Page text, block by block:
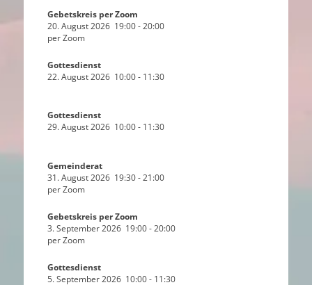
Gebetskreis per Zoom
20. August 2026 19:00- 20:00
per Zoom
Gottesdienst
22. August 2026 10:00- 11:30
Gottesdienst
29. August 2026 10:00- 11:30
Gemeinderat
31. August 2026 19:30- 21:00
per Zoom
Gebetskreis per Zoom
3. September 2026 19:00- 20:00
per Zoom
Gottesdienst
5. September 2026 10:00- 11:30